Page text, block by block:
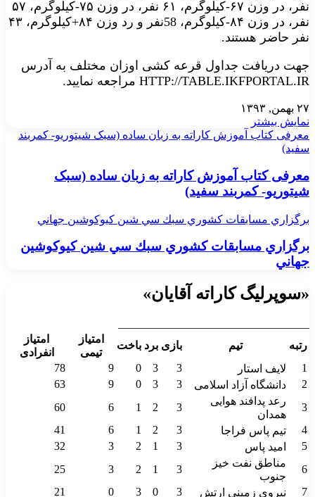
نفر، در وزن ۶۷-کیلوگرم، ۶۱ نفر، در وزن ۷۵-کیلوگرم، ۵۷
نفر، در وزن ۸۴-کیلوگرم، 58نفر و رد وزن ۸۴+کیلوگرم، ۴۳
نفر حاضر هستند.
جهت دریافت جداول قرعه کشی اوزان مختلف به آدرس
HTTP://TABLE.IKFPORTAL.IR مراجعه نمایید.
۲۷ بهمن, ۱۳۹۳
نمایش بیشتر
معرفی کتاب آموزش کاراته به زبان ساده (سبک شیتوریو- کمربند
سفید)
معرفی کتاب آموزش کاراته به زبان ساده (سبک
شیتوریو- کمربند سفید)
برگزاري مسابقات كشوري سبك سي شين كيوكوشين جهاني
برگزاري مسابقات كشوري سبك سي شين كيوكوشين
جهاني
«سوپرلیگ کاراته آقایان»
رتبه
تیم بازی برد باخت
امتیاز
تیمی
امتیاز
انفرادی
1
لایف استار 3
3
0
9
78
2
دانشگاه آزاد اسلامی 3
3
0
9
63
3
رعد پدافند هوایی
همدان
3
2
1
6
60
4
تیم پاس فراجا 3
2
1
6
41
5
امید پاس 3
1
2
3
32
6
مناطق نفت خیز
جنوب
3
1
2
3
25
7
نیروی زمینی ارتش 3
0
3
0
21